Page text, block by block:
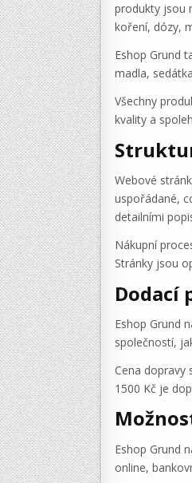
produkty jsou
koření, dózy,
Eshop Grund
madla,
Všechny
kvality a
Webové
uspořádané,
detailními
Nákupní
Stránky jsou
Dodací
Eshop Grund
společností,
Cena dopravy
1500 Kč je
Eshop Grund
online,